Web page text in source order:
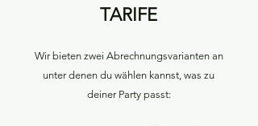
TARIFE
Wir bieten zwei Abrechnungsvarianten an
unter denen du wählen kannst, was zu
deiner Party passt: